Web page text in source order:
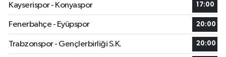
Kayserispor - Konyaspor
17:00
Fenerbahçe - Eyüpspor 20:00
Trabzonspor - Gençlerbirliği S.K. 20:00